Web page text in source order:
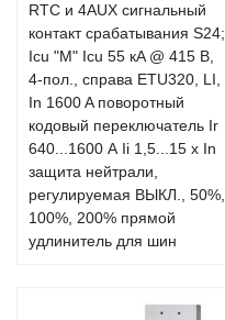
RTC и 4AUX сигнальный
контакт срабатывания S24;
Icu "M" Icu 55 кA @ 415 В,
4-пол., справа ETU320, LI,
In 1600 A поворотный
кодовый переключатель Ir
640...1600 А Ii 1,5...15 x In
защита нейтрали,
регулируемая ВЫКЛ., 50%,
100%, 200% прямой
удлинитель для шин